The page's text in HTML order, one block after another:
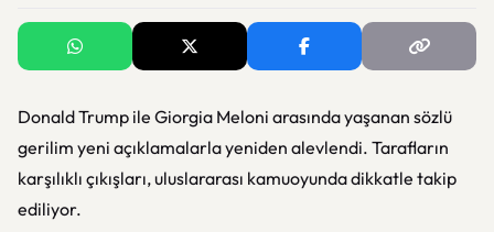
Donald Trump ile Giorgia Meloni arasında yaşanan sözlü
gerilim yeni açıklamalarla yeniden alevlendi. Tarafların
karşılıklı çıkışları, uluslararası kamuoyunda dikkatle takip
ediliyor.